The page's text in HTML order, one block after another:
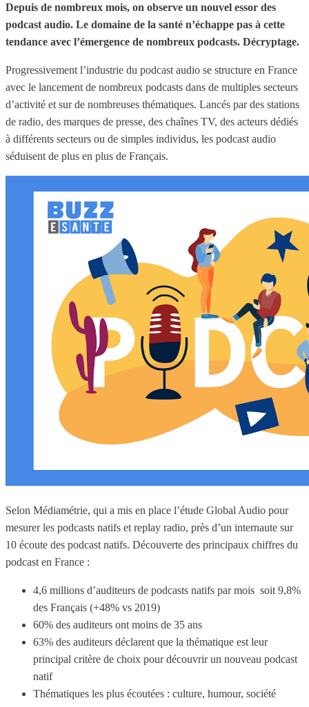
Depuis de nombreux mois, on observe un nouvel essor des
podcast audio. Le domaine de la santé n’échappe pas à cette
tendance avec l’émergence de nombreux podcasts. Décryptage.
Progressivement l’industrie du podcast audio se structure en France
avec le lancement de nombreux podcasts dans de multiples secteurs
d’activité et sur de nombreuses thématiques. Lancés par des stations
de radio, des marques de presse, des chaînes TV, des acteurs dédiés
à différents secteurs ou de simples individus, les podcast audio
séduisent de plus en plus de Français.
Selon Médiamétrie, qui a mis en place l’étude Global Audio pour
mesurer les podcasts natifs et replay radio, près d’un internaute sur
10 écoute des podcast natifs. Découverte des principaux chiffres du
podcast en France :
4,6 millions d’auditeurs de podcasts natifs par mois soit 9,8%
des Français (+48% vs 2019)
60% des auditeurs ont moins de 35 ans
63% des auditeurs déclarent que la thématique est leur
principal critère de choix pour découvrir un nouveau podcast
natif
Thématiques les plus écoutées : culture, humour, société